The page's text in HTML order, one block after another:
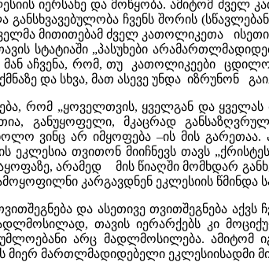
იერსახე და მოწყობა. ამიტომ
განსხვავებულობა ჩვენს შორის
მითითებამ ძველ კათოლიკეთა ისეთი
სტატიაში „პასუხები
აჩვენა, რომ, თუ კათოლიკეები
და სხვა, მათ ასევე უნდა იზრუნონ
რომ „ყოველთვის, ყველგან და
განუყოფელი, მკაცრად
ხოლო ვინც არ იმყოფება –ის მის
ეკლესია თვითონ მიიჩნევს თავს
არამედ მის წიაღში მომხდარ
კარგავდნენ ეკლესიის წმინდა
და ასეთივე თვითშეგნება
თავის იერარქებს კი
არც მადლმოსილება. ამიტომ
მიერ მართლმადიდებელი ეკლესიისადმი